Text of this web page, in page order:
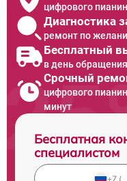
цифрового
Диагностика
ремонт по
Бесплатный
в день обращения
Срочный
цифрового
минут
Бесплатная
специалистом